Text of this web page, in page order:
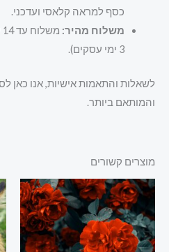
כסף למראה קלאסי ועדכני.
משלוח מהיר:
3 ימי עסקים).
לשאלות והתאמות אישיות, אנו כאן
והמותאם ביותר.
מוצרים קשורים
למוצר
זה
יש
מספר